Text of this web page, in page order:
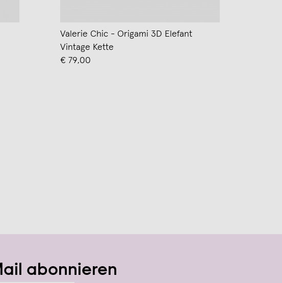
Valerie Chic - Origami 3D Elefant
Vintage Kette
€ 79,00
abonnieren